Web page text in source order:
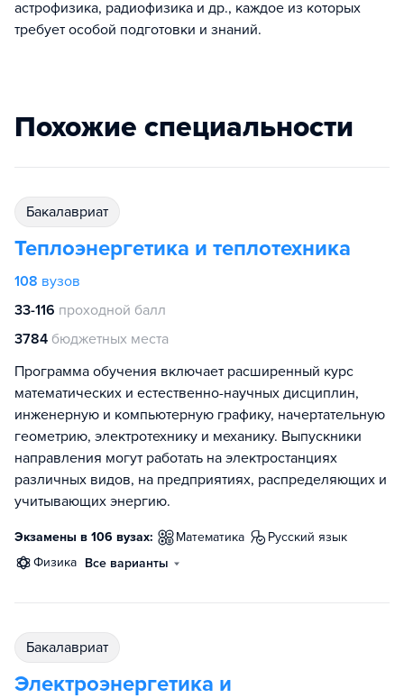
астрофизика, радиофизика и др., каждое из которых
требует особой подготовки и знаний.
Похожие специальности
бакалавриат
Теплоэнергетика и теплотехника
108 вузов
33-116 проходной балл
3784 бюджетных места
Программа обучения включает расширенный курс
математических и естественно-научных дисциплин,
инженерную и компьютерную графику, начертательную
геометрию, электротехнику и механику. Выпускники
направления могут работать на электростанциях
различных видов, на предприятиях, распределяющих и
учитывающих энергию.
Экзамены в 106 вузах: математика
русский язык
физика Все варианты
бакалавриат
Электроэнергетика и